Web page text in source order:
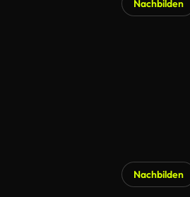
Nachbilden
Nachbilden